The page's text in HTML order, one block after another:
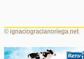
©ignaciogracianoriega.net